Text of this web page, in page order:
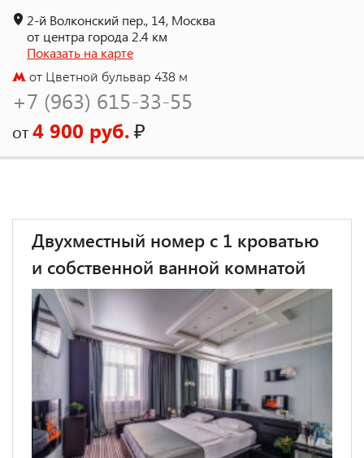
2-й Волконский пер., 14, Москва
от центра города 2.4 км
Показать на карте
от Цветной бульвар 438 м
+7 (963) 615-33-55
от4 900 руб.₽
Двухместный номер с 1 кроватью
и собственной ванной комнатой